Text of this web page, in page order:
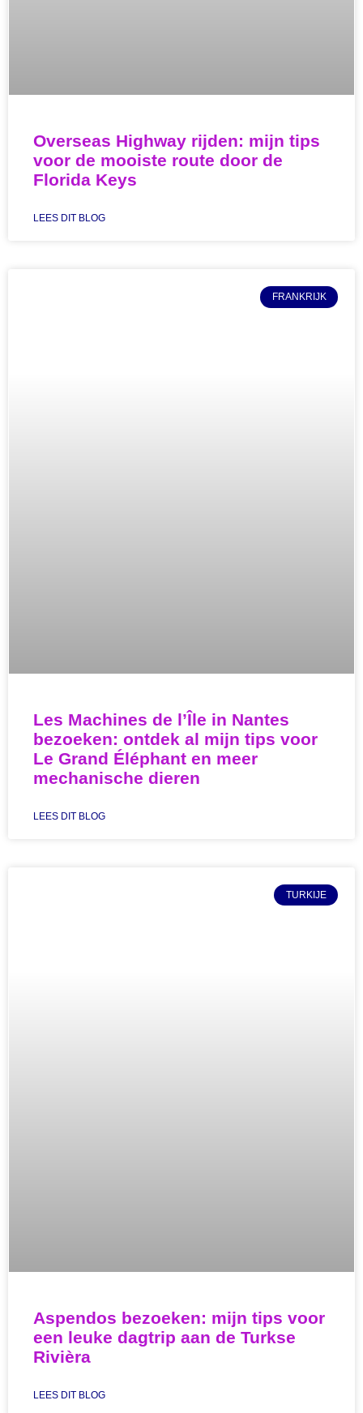
Overseas Highway rijden: mijn tips
voor de mooiste route door de
Florida Keys
LEES DIT BLOG
FRANKRIJK
Les Machines de l’Île in Nantes
bezoeken: ontdek al mijn tips voor
Le Grand Éléphant en meer
mechanische dieren
LEES DIT BLOG
TURKIJE
Aspendos bezoeken: mijn tips voor
een leuke dagtrip aan de Turkse
Rivièra
LEES DIT BLOG